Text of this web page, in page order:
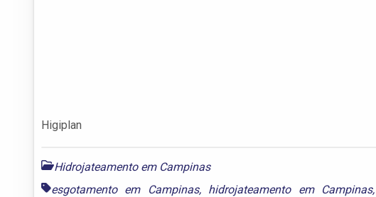
Higiplan
Hidrojateamento em Campinas
esgotamento em Campinas, hidrojateamento em Campinas,